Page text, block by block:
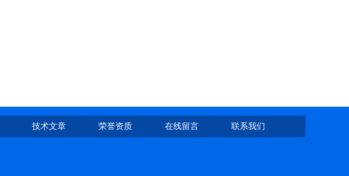
技术文章 荣誉资质 在线留言 联系我们